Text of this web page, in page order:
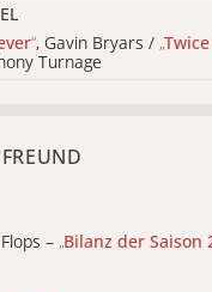
“, Gavin Bryars / „
Turnage
– „Bilanz der Saison